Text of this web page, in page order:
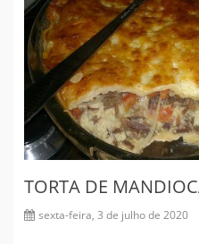
TORTA DE
sexta-feira, 3 de julho de 2020